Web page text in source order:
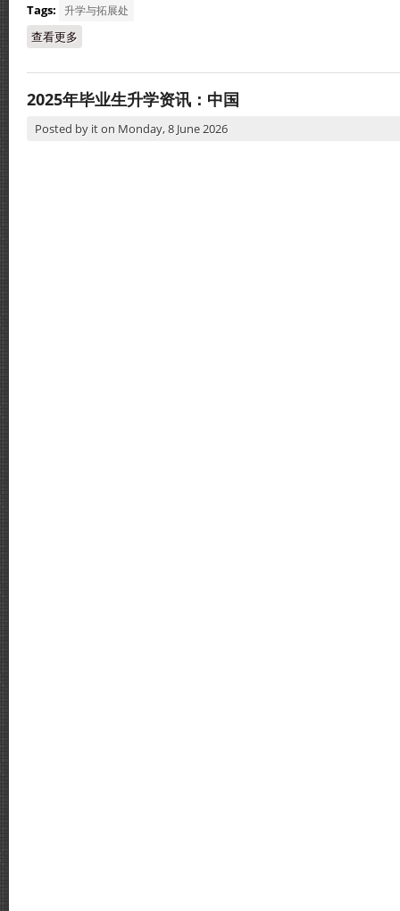
Tags: 升学与拓展处
查看更多
2025年毕业生升学资讯：中国
Posted by iton Monday, 8 June 2026